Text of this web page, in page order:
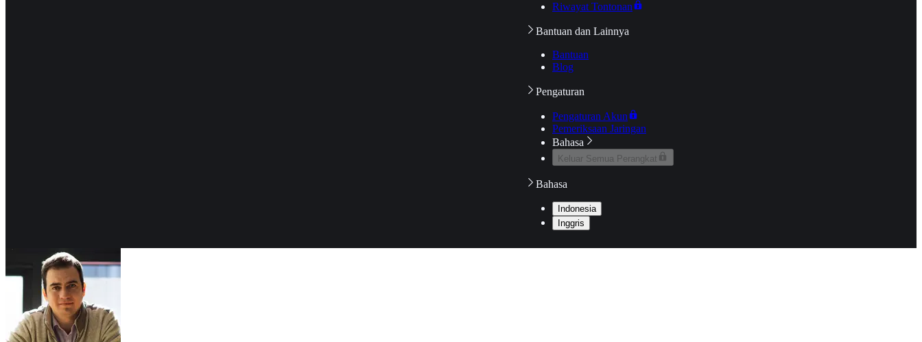
Riwayat Tontonan
Bantuan dan Lainnya
Bantuan
Blog
Pengaturan
Pengaturan Akun
Pemeriksaan Jaringan
Bahasa
Keluar Semua Perangkat
Bahasa
Indonesia
Inggris